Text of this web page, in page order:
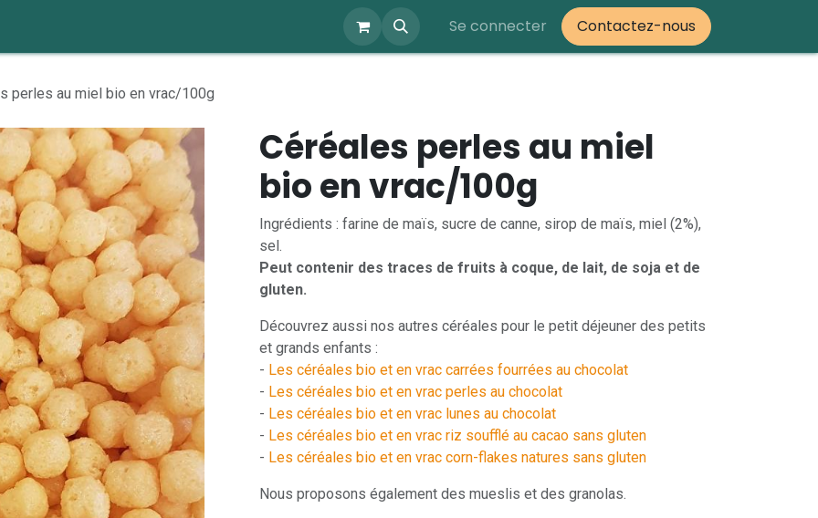
Se connecter Contactez-nous
perles au miel bio en vrac/100g
Céréales perles au miel
bio en vrac/100g
Ingrédients : farine de maïs, sucre de canne, sirop de maïs, miel (2%),
sel.
Peut contenir des traces de fruits à coque, de lait, de soja et de
gluten.
Découvrez aussi nos autres céréales pour le petit déjeuner des petits
et grands enfants :
- Les céréales bio et en vrac carrées fourrées au chocolat
- Les céréales bio et en vrac perles au chocolat
- Les céréales bio et en vrac lunes au chocolat
- Les céréales bio et en vrac riz soufflé au cacao sans gluten
- Les céréales bio et en vrac corn-flakes natures sans gluten
Nous proposons également des mueslis et des granolas.